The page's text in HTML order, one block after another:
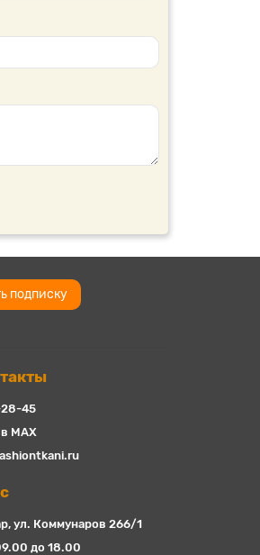
подписку
45
MAX
ул. Коммунаров 266/1
до 18.00